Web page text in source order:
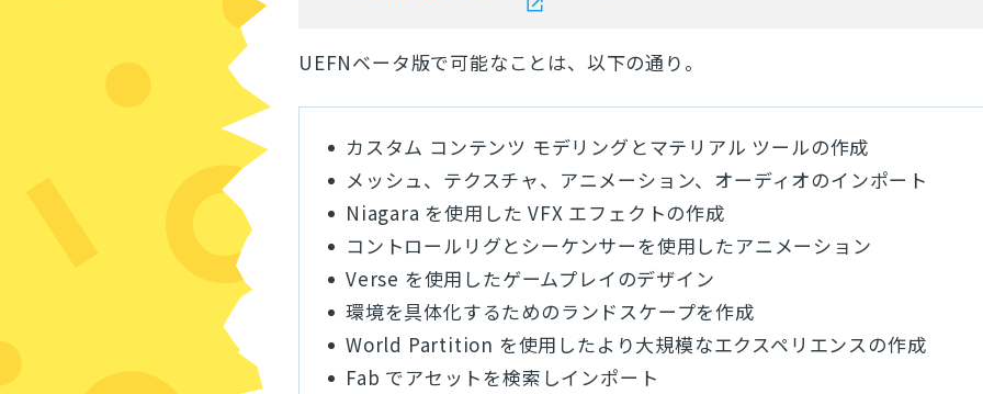
UEFNベータ版で可能なことは、以下の通り。
カスタム コンテンツ モデリングとマテリアル ツールの作成
メッシュ、テクスチャ、アニメーション、オーディオのインポート
Niagara を使用した VFX エフェクトの作成
コントロールリグとシーケンサーを使用したアニメーション
Verse を使用したゲームプレイのデザイン
環境を具体化するためのランドスケープを作成
World Partition を使用したより大規模なエクスペリエンスの作成
Fab でアセットを検索しインポート